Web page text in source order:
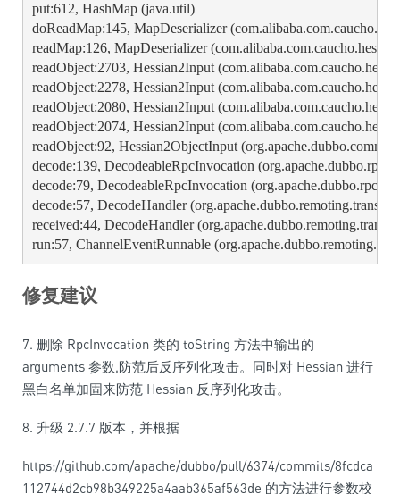
put:612, HashMap (java.util)
doReadMap:145, MapDeserializer
readMap:126, MapDeserializer
readObject:2703, Hessian2Input
readObject:2278, Hessian2Input
readObject:2080, Hessian2Input
readObject:2074, Hessian2Input
readObject:92, Hessian2ObjectInput
decode:139, DecodeableRpcInvocation
decode:79, DecodeableRpcInvocation
decode:57, DecodeHandler
received:44, DecodeHandler
run:57, ChannelEventRunnable
修复建议
7. 删除 RpcInvocation 类的 toString 方法中输出的
arguments 参数,防范后反序列化攻击。同时对 Hessian 进行
黑白名单加固来防范 Hessian 反序列化攻击。
8. 升级 2.7.7 版本，并根据
https://github.com/apache/dubbo/pull/6374/commits/8fcdca
112744d2cb98b349225a4aab365af563de 的方法进行参数校